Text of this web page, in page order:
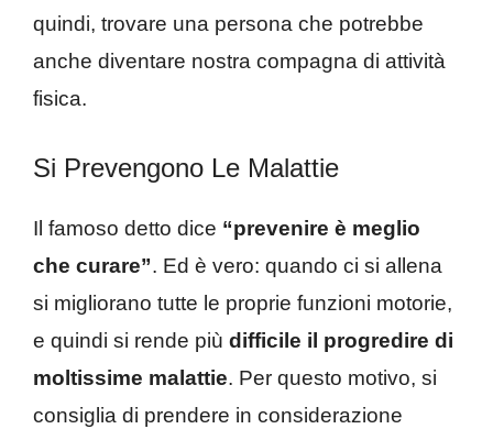
quindi, trovare una persona che potrebbe
anche diventare nostra compagna di attività
fisica.
Si Prevengono Le Malattie
Il famoso detto dice “prevenire è meglio
che curare”. Ed è vero: quando ci si allena
si migliorano tutte le proprie funzioni motorie,
e quindi si rende più difficile il progredire di
moltissime malattie. Per questo motivo, si
consiglia di prendere in considerazione